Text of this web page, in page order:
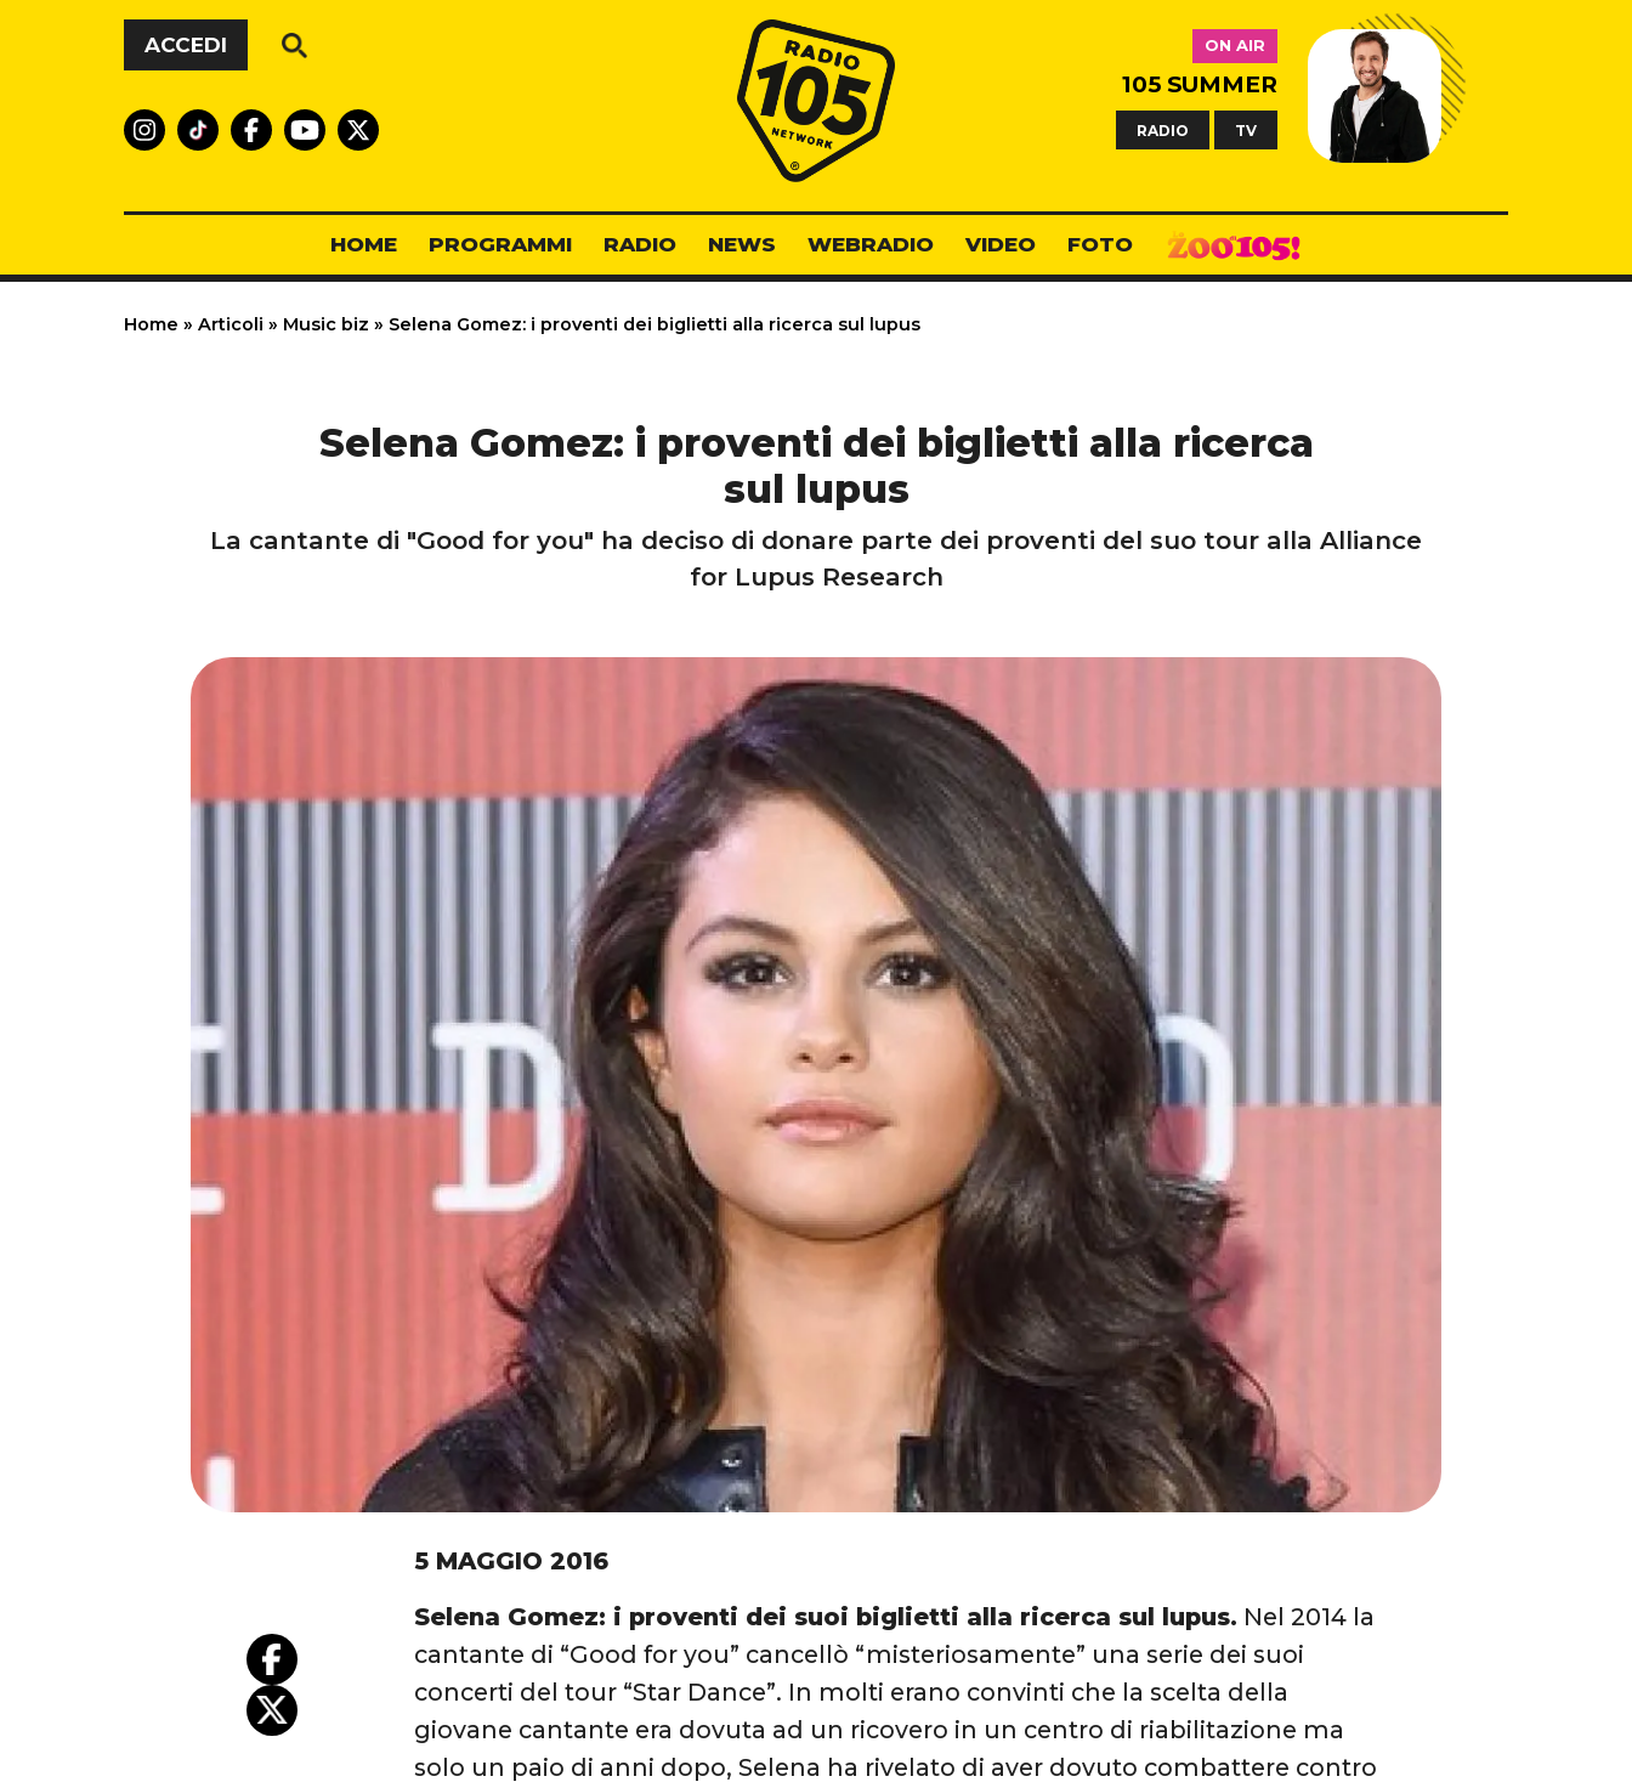
Vai al contenuto
ACCEDI
Radio 105
ON AIR
105 SUMMER
RADIO TV
HOME PROGRAMMI RADIO NEWS WEBRADIO VIDEO FOTO
Home » Articoli » Music biz » Selena Gomez: i proventi dei biglietti alla ricerca sul lupus
Selena Gomez: i proventi dei biglietti alla ricerca
sul lupus
La cantante di "Good for you" ha deciso di donare parte dei proventi del suo tour alla Alliance
for Lupus Research
5 MAGGIO 2016
Selena Gomez: i proventi dei suoi biglietti alla ricerca sul lupus. Nel 2014 la
cantante di “Good for you” cancellò “misteriosamente” una serie dei suoi
concerti del tour “Star Dance”. In molti erano convinti che la scelta della
giovane cantante era dovuta ad un ricovero in un centro di riabilitazione ma
solo un paio di anni dopo, Selena ha rivelato di aver dovuto combattere contro